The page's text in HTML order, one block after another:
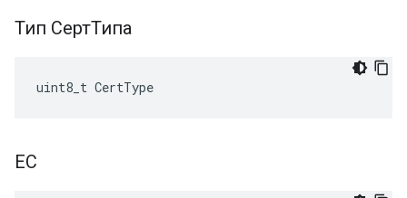
Тип СертТипа
uint8_t CertType
ЕС